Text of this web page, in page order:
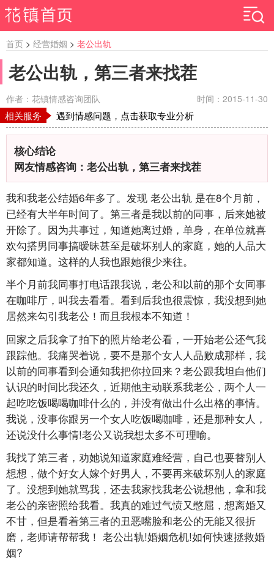
首页 > 经营婚姻 > 老公出轨
老公出轨，第三者来找茬
作者：花镇情感咨询团队 时间：2015-11-30
相关服务 遇到情感问题，点击获取专业分析
核心结论
网友情感咨询：老公出轨，第三者来找茬
我和我老公结婚6年多了。发现 老公出轨 是在8个月前，
已经有大半年时间了。第三者是我以前的同事，后来她被
开除了。因为共事过，知道她离过婚，单身，在单位就喜
欢勾搭男同事搞暧昧甚至是破坏别人的家庭，她的人品大
家都知道。这样的人我也跟她很少来往。
半个月前我同事打电话跟我说，老公和以前的那个女同事
在咖啡厅，叫我去看看。看到后我也很震惊，我没想到她
居然来勾引我老公！而且我根本不知道！
回家之后我拿了拍下的照片给老公看，一开始老公还气我
跟踪他。我痛哭着说，要不是那个女人人品败成那样，我
以前的同事看到会通知我把你拉回来？老公跟我坦白他们
认识的时间比我还久，近期他主动联系我老公，两个人一
起吃吃饭喝喝咖啡什么的，并没有做出什么出格的事情。
我说，没事你跟另一个女人吃饭喝咖啡，还是那种女人，
还说没什么事情!老公又说我想太多不可理喻。
我找了第三者，劝她说知道家庭难经营，自己也要替别人
想想，做个好女人嫁个好男人，不要再来破坏别人的家庭
了。没想到她就骂我，还去我家找我老公说想他，拿和我
老公的亲密照给我看。我真的难过气愤又憋屈，想离婚又
不甘，但是看着第三者的丑恶嘴脸和老公的无能又很折
磨，老师请帮帮我！ 老公出轨!婚姻危机!如何快速拯救婚
姻?